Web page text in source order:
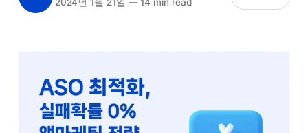
2024년 1월 21일 —14 min read